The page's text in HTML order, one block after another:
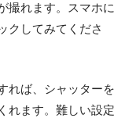
撮れます。スマホに
クしてみてくださ
れば、シャッターを
れます。難しい設定